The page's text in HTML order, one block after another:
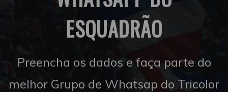
ESQUADRÃO
Preencha os dados e faça parte do
melhor Grupo de Whatsap do Tricolor